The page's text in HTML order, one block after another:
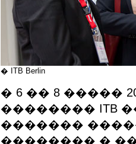
� ITB Berlin
� 6 �� 8 �����
�������� ITB
�������
�������� �